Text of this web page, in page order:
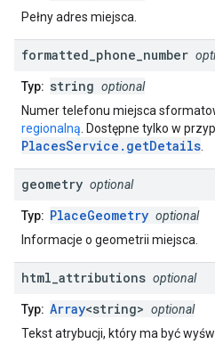
Pełny adres miejsca.
formatted phone number
Typ: string optional
Numer telefonu miejsca
regionalną. Dostępne tylko w
PlacesService.getDetails.
geometry optional
Typ: PlaceGeometry optional
Informacje o geometrii miejsca.
html attributions optional
Typ: Array<string> optional
Tekst atrybucji, który ma być